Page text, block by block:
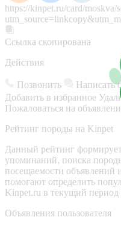
https://kinpet.ru/card/
Ссылка скопирована
Действия
Позвонить Написать
Добавить в избранное
Пожаловаться на
Рейтинг породы на Kinpet
Данный рейтинг
упоминаний, поиска
посещаемости объявлений
помогают определить
Kinpet.ru в текущий период
Объявления пользователя